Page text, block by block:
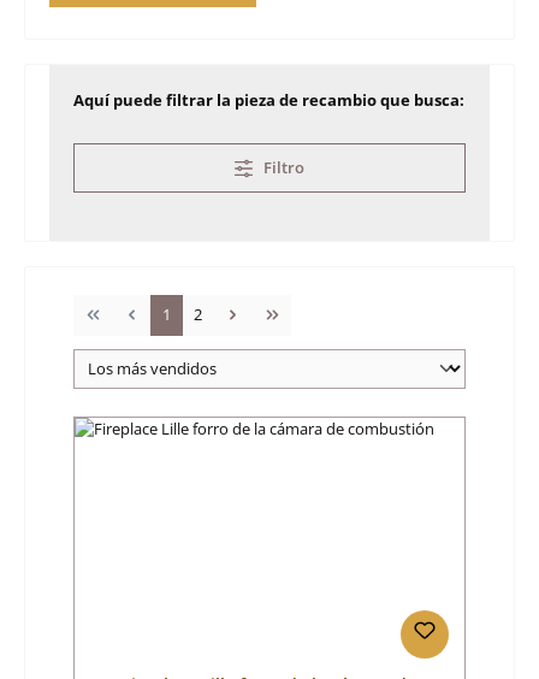
Aquí puede filtrar la pieza de recambio que busca:
Filtro
Página
1 Página
2